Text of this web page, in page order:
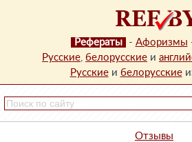
Рефераты - Афоризмы
Русские, белорусские и
Русскиеи белорусские
Отзывы